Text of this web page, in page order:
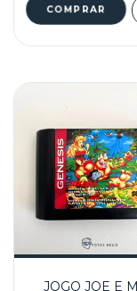
JOGO JOE E